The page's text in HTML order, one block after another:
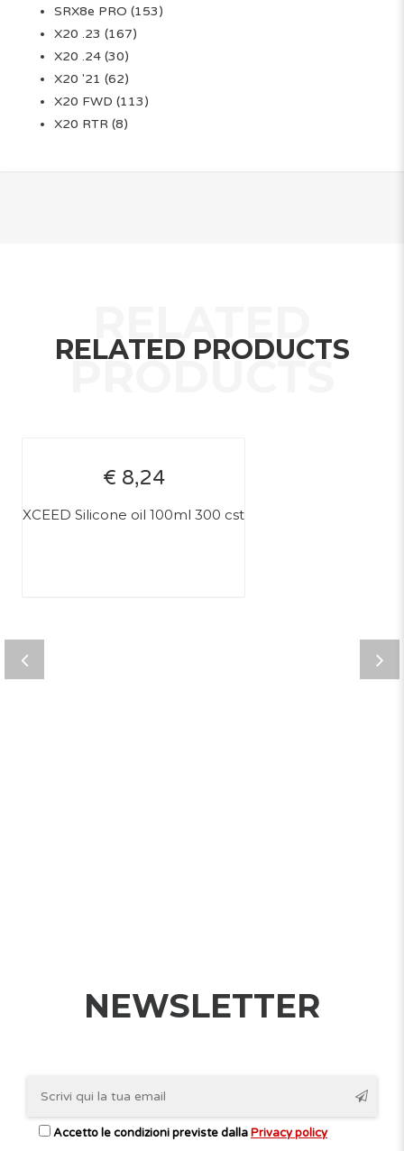
SRX8e PRO (153)
X20 .23 (167)
X20 .24 (30)
X20 '21 (62)
X20 FWD (113)
X20 RTR (8)
RELATED PRODUCTS
€ 8,24
XCEED Silicone oil 100ml 300 cst
NEWSLETTER
Accetto le condizioni previste dallaPrivacy policy